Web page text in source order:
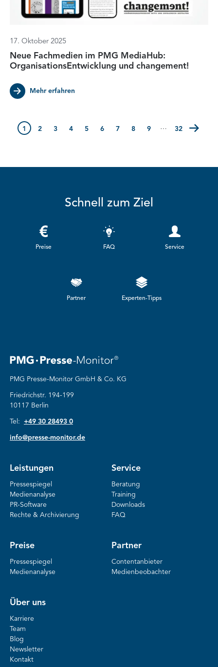
17. Oktober 2025
Neue Fachmedien im PMG MediaHub:
OrganisationsEntwicklung und changement!
Mehr erfahren
Seite
1 (Erste Seite)
Seite
2 Seite
3 Seite
4 Seite
5 Seite
6 Seite
7 Seite
8 Seite
9 Seite
… Seite
32(Letzte
Schnell zum Ziel
Preise FAQ Service
Partner Experten-Tipps
PMG Presse-Monitor GmbH & Co. KG
Friedrichstr. 194-199
10117 Berlin
Tel: +49 30 28493 0
info@presse-monitor.de
Leistungen
Pressespiegel
Medienanalyse
PR-Software
Rechte & Archivierung
Service
Beratung
Training
Downloads
FAQ
Preise
Pressespiegel
Medienanalyse
Partner
Contentanbieter
Medienbeobachter
Über uns
Karriere
Team
Blog
Newsletter
Kontakt